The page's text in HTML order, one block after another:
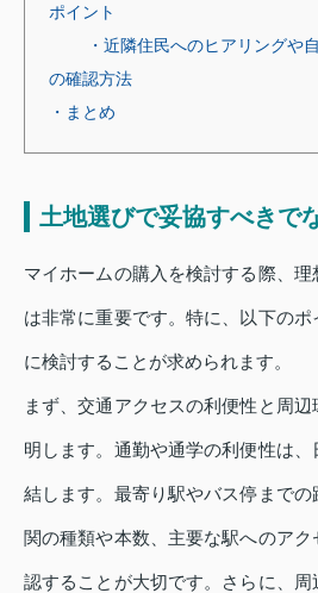
ポイント
・近隣住民へのヒアリングや
の確認方法
・まとめ
土地選びで妥協すべきで
マイホームの購入を検討する際、理
は非常に重要です。特に、以下の
に検討することが求められます。
まず、交通アクセスの利便性と周
明します。通勤や通学の利便性は
結します。最寄り駅やバス停まで
関の種類や本数、主要な駅へのア
認することが大切です。さらに、